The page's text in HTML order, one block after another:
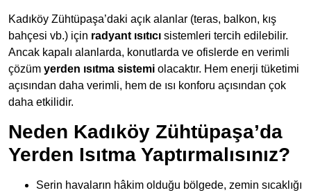
Kadıköy Zühtüpaşa’daki açık alanlar (teras, balkon, kış
bahçesi vb.) için radyant ısıtıcı sistemleri tercih edilebilir.
Ancak kapalı alanlarda, konutlarda ve ofislerde en verimli
çözüm yerden ısıtma sistemi olacaktır. Hem enerji tüketimi
açısından daha verimli, hem de ısı konforu açısından çok
daha etkilidir.
Neden Kadıköy Zühtüpaşa’da
Yerden Isıtma Yaptırmalısınız?
Serin havaların hâkim olduğu bölgede, zemin sıcaklığı